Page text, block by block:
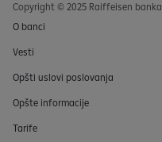
Copyright © 2025 Raiffeisen banka
O banci
Vesti
Opšti uslovi poslovanja
Opšte informacije
Tarife